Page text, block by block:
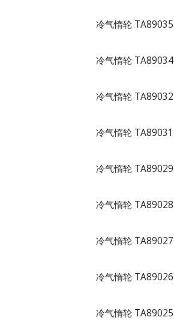
冷气惰轮 TA89035
冷气惰轮 TA89034
冷气惰轮 TA89032
冷气惰轮 TA89031
冷气惰轮 TA89029
冷气惰轮 TA89028
冷气惰轮 TA89027
冷气惰轮 TA89026
冷气惰轮 TA89025